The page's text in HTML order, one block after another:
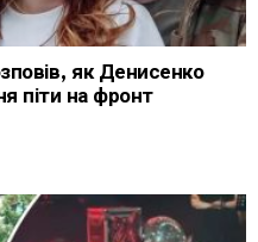
як Денисенко
піти на фронт